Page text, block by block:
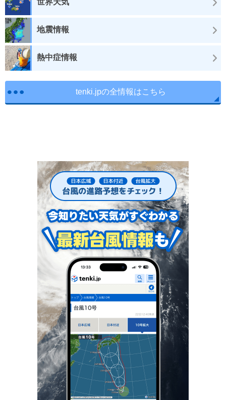
世界天気
地震情報
熱中症情報
tenki.jpの全情報はこちら